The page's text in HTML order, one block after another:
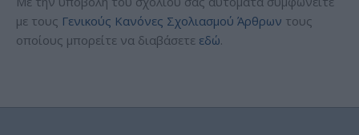
με τους Γενικούς Κανόνες Σχολιασμού Άρθρων τους
οποίους μπορείτε να διαβάσετε εδώ.